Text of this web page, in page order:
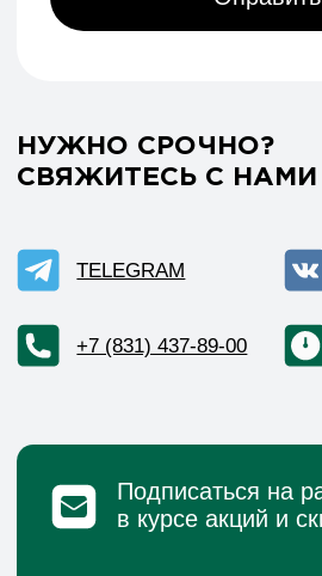
Согласие на обработку персональных данных
Реквизиты
Политика конфиденциальности
информационный характер и ни при каких условиях
не является публичной офертой, определяемой